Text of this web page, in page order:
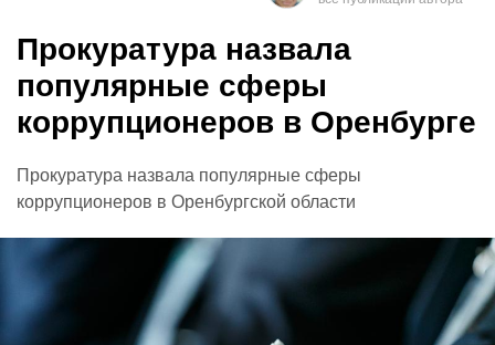
Прокуратура назвала
популярные сферы
коррупционеров в Оренбурге
Прокуратура назвала популярные сферы
коррупционеров в Оренбургской области